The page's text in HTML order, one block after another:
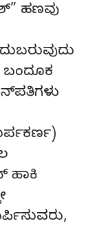
ಹಣವು
ಬಂದೂಕ
ಹಾಕಿ